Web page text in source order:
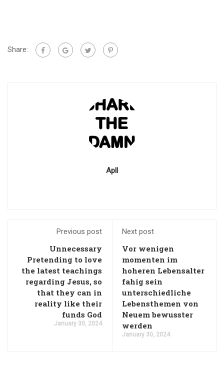
Share:
Apll
Previous post
Unnecessary
Pretending to love
the latest teachings
regarding Jesus, so
that they can in
reality like their
funds God
January 30, 2024
Next post
Vor wenigen
momenten im
hoheren Lebensalter
fahig sein
unterschiedliche
Lebensthemen von
Neuem bewusster
werden
January 30, 2024